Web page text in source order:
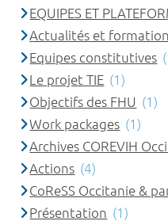
EQUIPES ET
Actualités et
Equipes constitutives
Le projet TIE (1)
Objectifs des FHU (1)
Work packages (1)
Archives COREVIH
Actions (4)
CoReSS Occitanie &
Présentation (1)